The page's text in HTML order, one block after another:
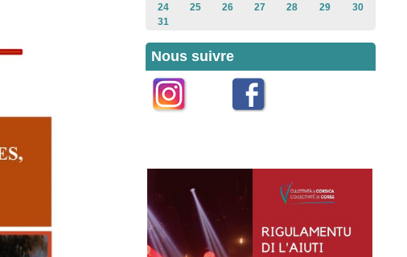
24
25 26 27 28 29
30
31
Nous suivre